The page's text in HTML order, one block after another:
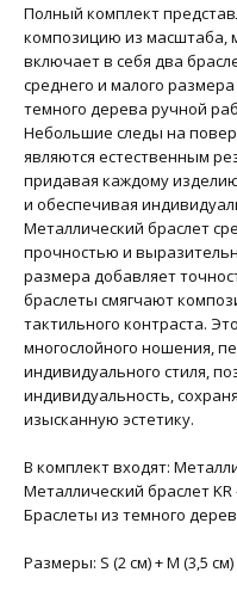
Полный комплект
композицию из масштаба,
включает в себя два
среднего и малого
темного дерева ручной
Небольшие следы на
являются естественным
придавая каждому
и обеспечивая
Металлический браслет
прочностью и
размера добавляет
браслеты смягчают
тактильного контраста.
многослойного ношения,
индивидуального стиля,
индивидуальность,
изысканную эстетику.
В комплект входят:
Металлический браслет
Браслеты из темного
Размеры: S (2 см) + M (3,5 см)